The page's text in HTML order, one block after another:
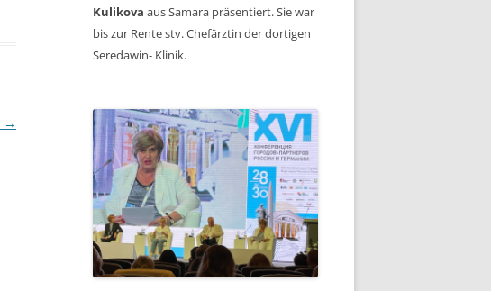
→
Kulikova aus Samara präsentiert. Sie war
bis zur Rente stv. Chefärztin der dortigen
Seredawin- Klinik.